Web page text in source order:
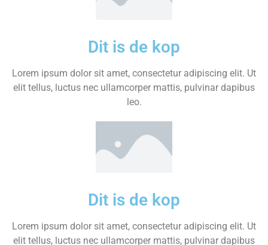
Dit is de kop
Lorem ipsum dolor sit amet, consectetur adipiscing elit. Ut
elit tellus, luctus nec ullamcorper mattis, pulvinar dapibus
leo.
Dit is de kop
Lorem ipsum dolor sit amet, consectetur adipiscing elit. Ut
elit tellus, luctus nec ullamcorper mattis, pulvinar dapibus